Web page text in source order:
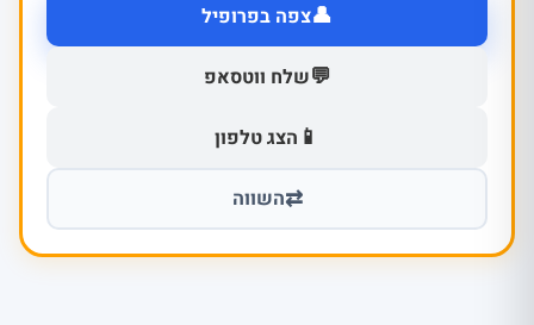
👤צפה בפרופיל
💬שלח ווטסאפ
📱 הצג טלפון
⇄השווה